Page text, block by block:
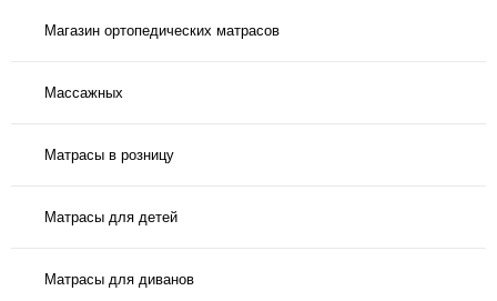
Магазин ортопедических матрасов
Массажных
Матрасы в розницу
Матрасы для детей
Матрасы для диванов